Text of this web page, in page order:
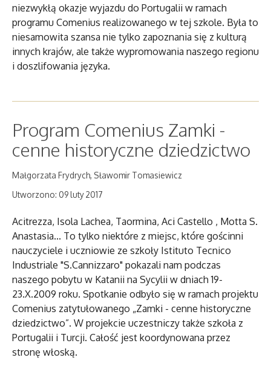
niezwykłą okazje wyjazdu do Portugalii w ramach
programu Comenius realizowanego w tej szkole. Była to
niesamowita szansa nie tylko zapoznania się z kulturą
innych krajów, ale także wypromowania naszego regionu
i doszlifowania języka.
Program Comenius Zamki -
cenne historyczne dziedzictwo
Małgorzata Frydrych, Sławomir Tomasiewicz
Utworzono: 09 luty 2017
Acitrezza, Isola Lachea, Taormina, Aci Castello , Motta S.
Anastasia... To tylko niektóre z miejsc, które gościnni
nauczyciele i uczniowie ze szkoły Istituto Tecnico
Industriale "S.Cannizzaro" pokazali nam podczas
naszego pobytu w Katanii na Sycylii w dniach 19-
23.X.2009 roku. Spotkanie odbyło się w ramach projektu
Comenius zatytułowanego „Zamki - cenne historyczne
dziedzictwo”. W projekcie uczestniczy także szkoła z
Portugalii i Turcji. Całość jest koordynowana przez
stronę włoską.